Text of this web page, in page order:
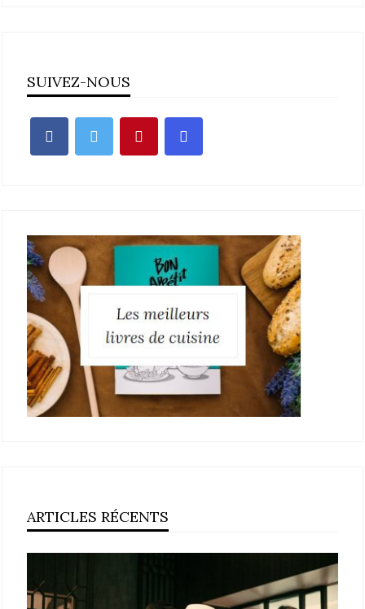
SUIVEZ-NOUS
ARTICLES RÉCENTS